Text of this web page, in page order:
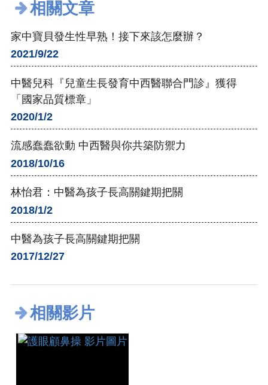
相關文章
家中寶貝發生性早熟！接下來該怎麼辦？
2021/9/22
中醫兒科『兒童生長發育中西醫聯合門診』獲得
「國家品質標章」
2020/1/2
流感蠢蠢欲動 中西醫與你共築防禦力
2018/10/16
林怡君：中醫為孩子長高關鍵期把關
2018/1/2
中醫為孩子長高關鍵期把關
2017/12/27
相關影片